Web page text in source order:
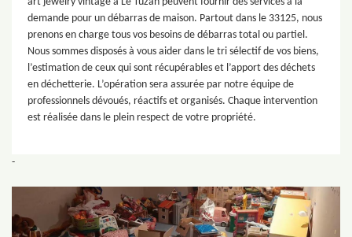
demande pour un débarras de maison. Partout dans le 33125, nous
prenons en charge tous vos besoins de débarras total ou partiel.
Nous sommes disposés à vous aider dans le tri sélectif de vos biens,
l’estimation de ceux qui sont récupérables et l’apport des déchets
en déchetterie. L’opération sera assurée par notre équipe de
professionnels dévoués, réactifs et organisés. Chaque intervention
est réalisée dans le plein respect de votre propriété.
-